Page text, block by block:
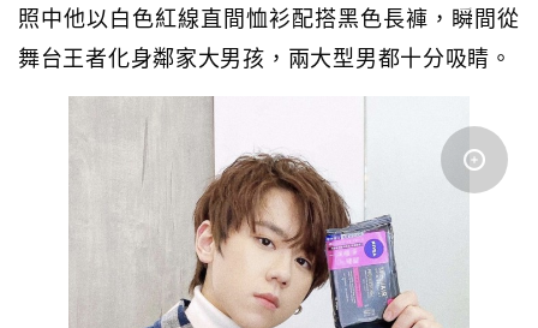
照中他以白色紅線直間恤衫配搭黑色長褲，瞬間從
舞台王者化身鄰家大男孩，兩大型男都十分吸睛。